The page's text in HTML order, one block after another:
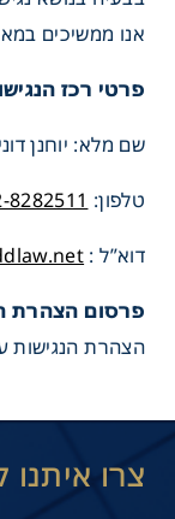
אנו ממשיכים
פרטי רכז
שם מלא: יוחנן
טלפון: 8282511
דוא”ל :
פרסום הצהרת
הצהרת הנגישות עודכנה